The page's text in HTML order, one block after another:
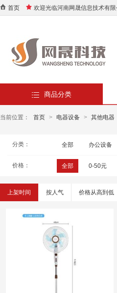
首页 欢迎光临河南网晟信息技术有限
商品分类
当前位置： 首页 > 电器设备 > 其他电器
分类： 全部 办公设备
价格： 全部 0-50元
上架时间 按人气 价格从高到低